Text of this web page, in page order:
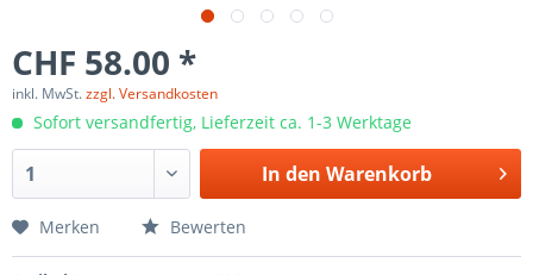
CHF 58.00 *
inkl. MwSt.zzgl. Versandkosten
Sofort versandfertig, Lieferzeit ca. 1-3 Werktage
In den Warenkorb
Merken Bewerten